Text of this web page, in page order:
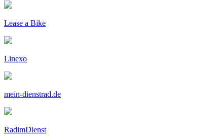
Lease a Bike
Linexo
mein-dienstrad.de
RadimDienst